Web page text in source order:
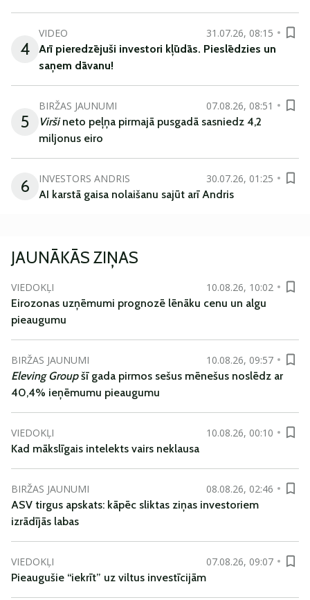
4
VIDEO
31.07.26, 08:15
Arī pieredzējuši investori kļūdās. Pieslēdzies un
saņem dāvanu!
5
BIRŽAS JAUNUMI
07.08.26, 08:51
Viršineto peļņa pirmajā pusgadā sasniedz 4,2
miljonus eiro
6 INVESTORS ANDRIS
30.07.26, 01:25
AI karstā gaisa nolaišanu sajūt arī Andris
JAUNĀKĀS ZIŅAS
VIEDOKĻI
10.08.26, 10:02
Eirozonas uzņēmumi prognozē lēnāku cenu un algu
pieaugumu
BIRŽAS JAUNUMI
10.08.26, 09:57
Eleving Groupšī gada pirmos sešus mēnešus noslēdz ar
40,4% ieņēmumu pieaugumu
VIEDOKĻI
10.08.26, 00:10
Kad mākslīgais intelekts vairs neklausa
BIRŽAS JAUNUMI
08.08.26, 02:46
ASV tirgus apskats: kāpēc sliktas ziņas investoriem
izrādījās labas
VIEDOKĻI
07.08.26, 09:07
Pieaugušie “iekrīt” uz viltus investīcijām